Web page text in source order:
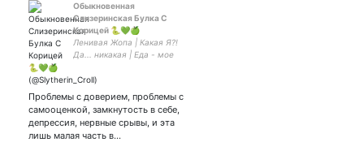
Обыкновенная
Слизеринская Булка С
Корицей 🐍💚🍏
Ленивая Жопа | Какая Я?!
Да... никакая | Еда - мое
человек | Гарри Поттер -
ЖИЗНИ | ЛЮБЛЮ ВАС,
МОИ БУЛКИ 🥐🖤
Проблемы с доверием, проблемы с
самооценкой, замкнутость в себе,
депрессия, нервные срывы, и эта
лишь малая часть в…